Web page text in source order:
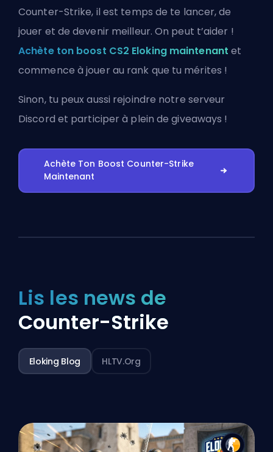
Counter-Strike, il est temps de te lancer, de
jouer et de devenir meilleur. On peut t’aider !
Achète ton boost CS2 Eloking maintenant et
commence à jouer au rank que tu mérites !
Sinon, tu peux aussi rejoindre notre serveur
Discord et participer à plein de giveaways !
Achète Ton Boost Counter-Strike
Maintenant
Lis les news de
Counter-Strike
Eloking Blog HLTV.org